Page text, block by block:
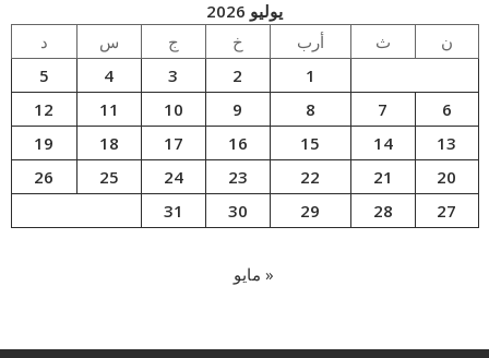
يوليو 2026
ن
ث أرب خ ج س
د
1
2
3
4
5
6
7
8
9
10
11
12
13
14
15
16
17
18
19
20
21
22
23
24
25
26
27
28
29
30
31
« مايو